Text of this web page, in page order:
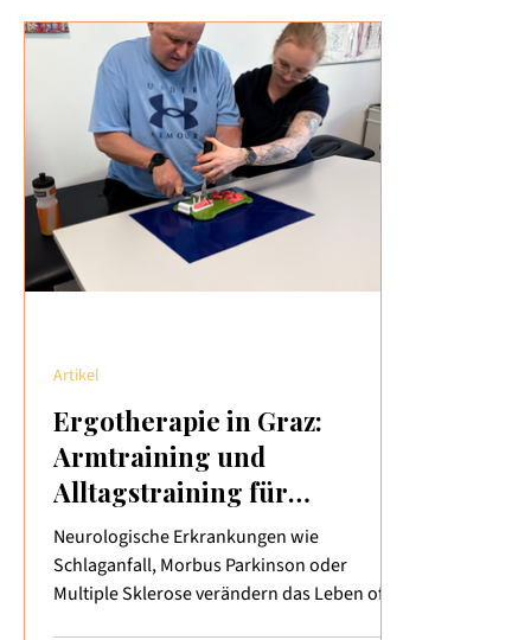
Angehörige gegensteuern? 🧠 Wie Hitze den
Körper belastet Bei hohen Temperaturen
versucht der Körper, sich durch Schwitzen
und erweiterte Blutgefäße abzukühlen. Das
Ergotherapie in Graz:
Armtraining und
Alltagstraining für
Menschen mit
neurologischen
Erkrankungen
Neurologische Erkrankungen wie
Schlaganfall, Morbus Parkinson oder
Multiple Sklerose verändern das Leben oft
Artikel